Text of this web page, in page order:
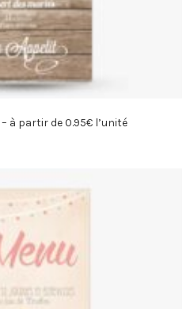
à partir de 0.95€ l’unité